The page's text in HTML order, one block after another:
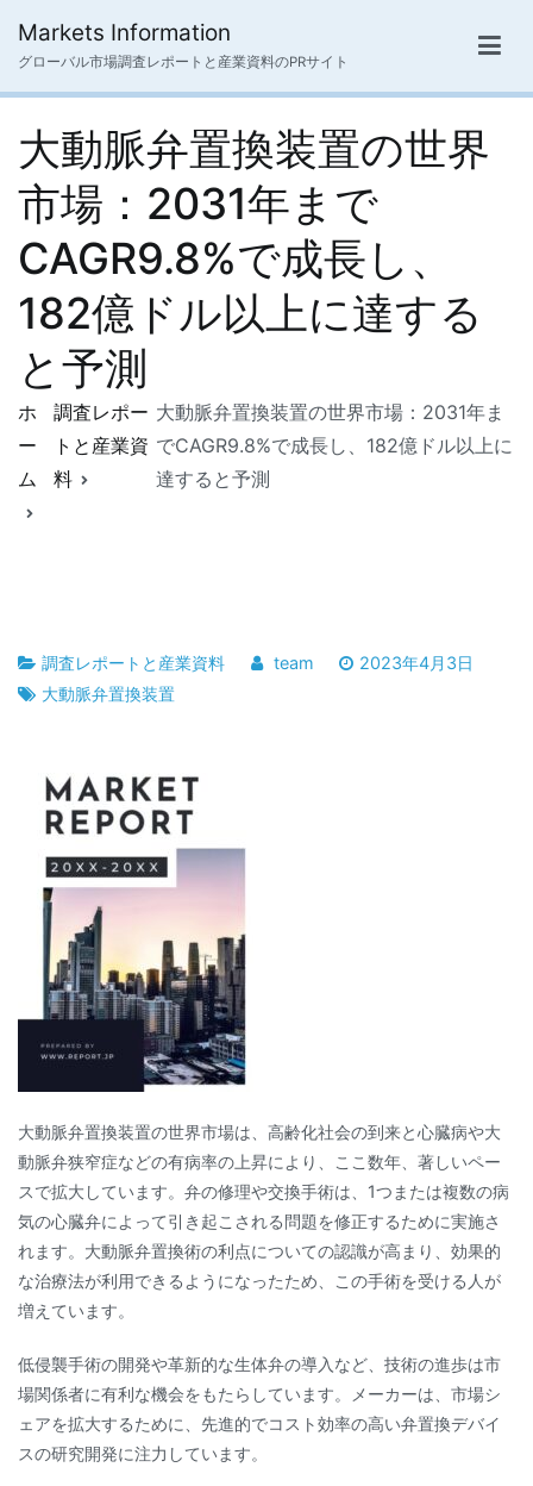
ス
Markets Information
グローバル市場調査レポートと産業資料のPRサイト
大動脈弁置換装置の世界
市場：2031年まで
CAGR9.8%で成長し、
182億ドル以上に達する
と予測
ホ
ー
ム
調査レポー
トと産業資
料
大動脈弁置換装置の世界市場：2031年ま
でCAGR9.8%で成長し、182億ドル以上に
達すると予測
調査レポートと産業資料 team
2023年4月3日
大動脈弁置換装置
大動脈弁置換装置の世界市場は、高齢化社会の到来と心臓病や大
動脈弁狭窄症などの有病率の上昇により、ここ数年、著しいペー
スで拡大しています。弁の修理や交換手術は、1つまたは複数の病
気の心臓弁によって引き起こされる問題を修正するために実施さ
れます。大動脈弁置換術の利点についての認識が高まり、効果的
な治療法が利用できるようになったため、この手術を受ける人が
増えています。
低侵襲手術の開発や革新的な生体弁の導入など、技術の進歩は市
場関係者に有利な機会をもたらしています。メーカーは、市場シ
ェアを拡大するために、先進的でコスト効率の高い弁置換デバイ
スの研究開発に注力しています。